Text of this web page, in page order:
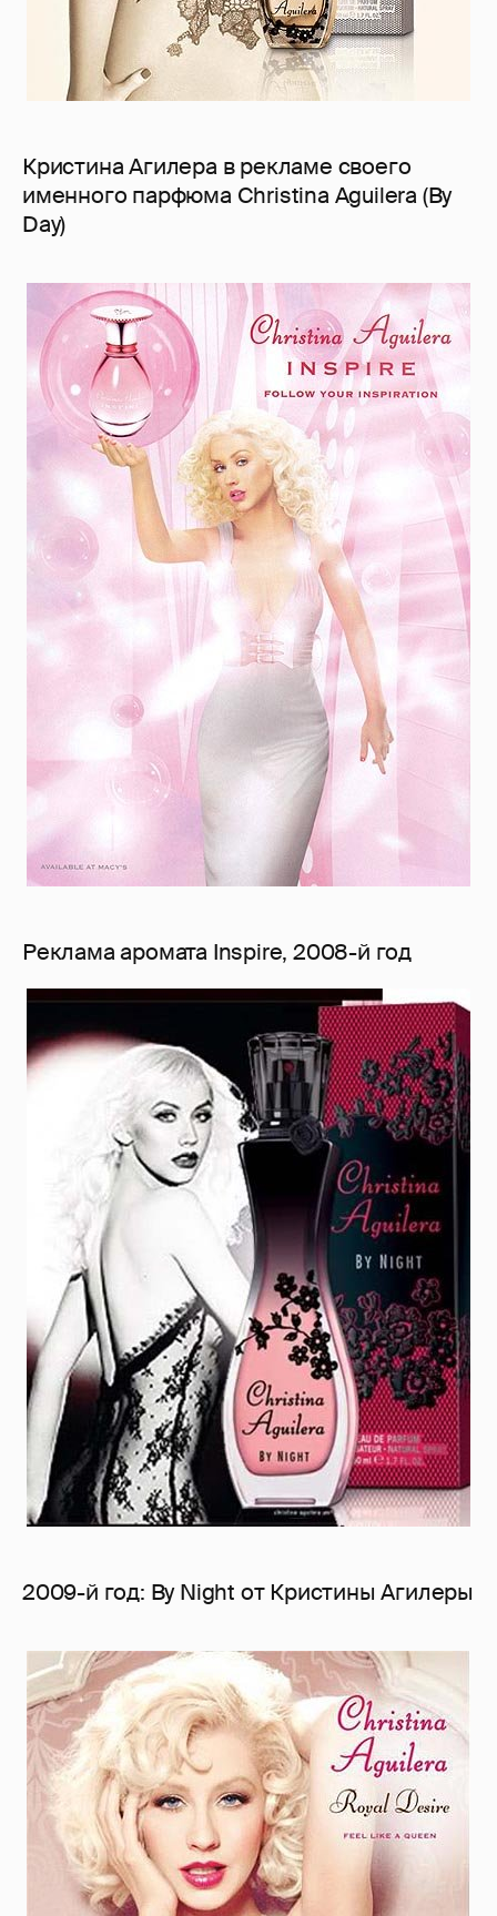
Кристина Агилера в рекламе своего
именного парфюма Christina Aguilera (By
Day)
Реклама аромата Inspire, 2008-й год
2009-й год: By Night от Кристины Агилеры